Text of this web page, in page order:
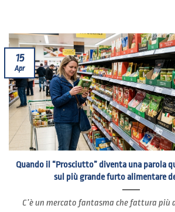
Quando il “Prosciutto” diventa una parola
sul più grande furto alimentare
C’è un mercato fantasma che fattura più
15
Apr